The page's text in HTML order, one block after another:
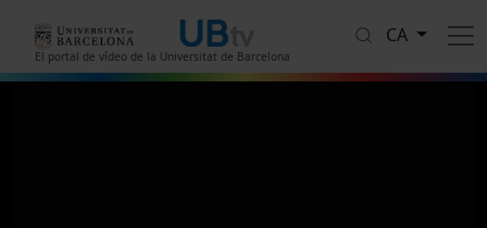
El portal de vídeo de la Universitat de Barcelona
CA